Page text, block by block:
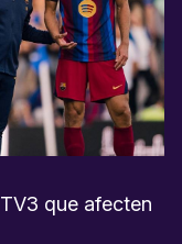
que afecten